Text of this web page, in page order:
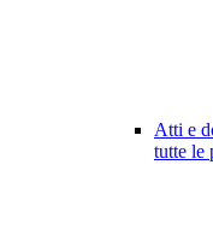
Atti e
tutte le